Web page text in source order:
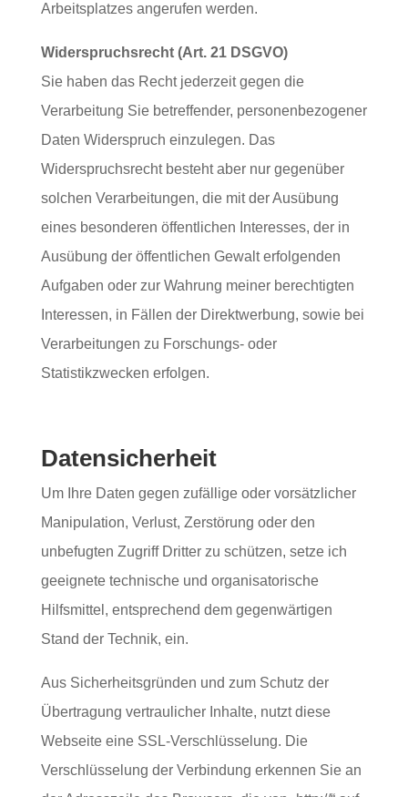
Arbeitsplatzes angerufen werden.
Widerspruchsrecht (Art. 21 DSGVO)
Sie haben das Recht jederzeit gegen die
Verarbeitung Sie betreffender, personenbezogener
Daten Widerspruch einzulegen. Das
Widerspruchsrecht besteht aber nur gegenüber
solchen Verarbeitungen, die mit der Ausübung
eines besonderen öffentlichen Interesses, der in
Ausübung der öffentlichen Gewalt erfolgenden
Aufgaben oder zur Wahrung meiner berechtigten
Interessen, in Fällen der Direktwerbung, sowie bei
Verarbeitungen zu Forschungs- oder
Statistikzwecken erfolgen.
Datensicherheit
Um Ihre Daten gegen zufällige oder vorsätzlicher
Manipulation, Verlust, Zerstörung oder den
unbefugten Zugriff Dritter zu schützen, setze ich
geeignete technische und organisatorische
Hilfsmittel, entsprechend dem gegenwärtigen
Stand der Technik, ein.
Aus Sicherheitsgründen und zum Schutz der
Übertragung vertraulicher Inhalte, nutzt diese
Webseite eine SSL-Verschlüsselung. Die
Verschlüsselung der Verbindung erkennen Sie an